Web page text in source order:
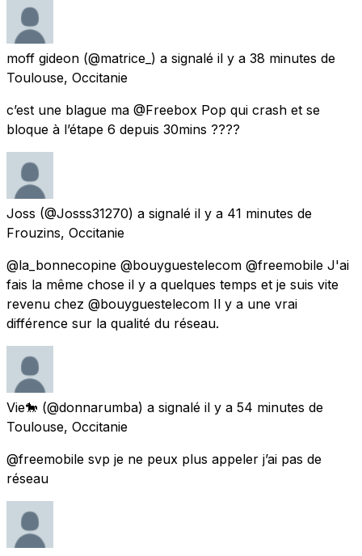
moff gideon (@matrice_) a signalé il y a 38 minutes de
Toulouse, Occitanie
c’est une blague ma @Freebox Pop qui crash et se
bloque à l’étape 6 depuis 30mins ????
Joss (@Josss31270) a signalé il y a 41 minutes de
Frouzins, Occitanie
@la_bonnecopine @bouyguestelecom @freemobile J'ai
fais la même chose il y a quelques temps et je suis vite
revenu chez @bouyguestelecom Il y a une vrai
différence sur la qualité du réseau.
Vie🐎 (@donnarumba) a signalé il y a 54 minutes de
Toulouse, Occitanie
@freemobile svp je ne peux plus appeler j’ai pas de
réseau